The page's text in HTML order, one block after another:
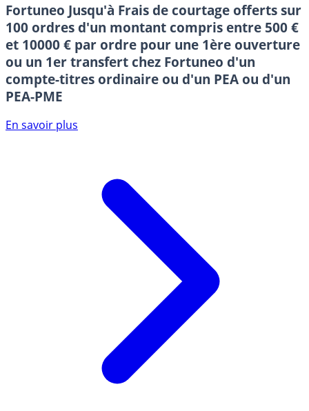
Fortuneo Jusqu'à Frais de courtage offerts sur
100 ordres d'un montant compris entre 500 €
et 10000 € par ordre pour une 1ère ouverture
ou un 1er transfert chez Fortuneo d'un
compte-titres ordinaire ou d'un PEA ou d'un
PEA-PME
En savoir plus